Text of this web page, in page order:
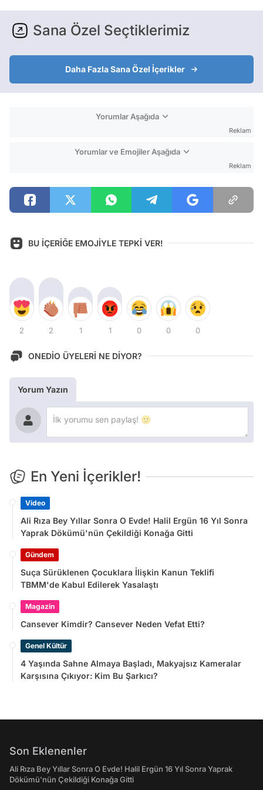
Sana Özel Seçtiklerimiz
Daha Fazla Sana Özel İçerikler
Yorumlar Aşağıda
Reklam
Yorumlar ve Emojiler Aşağıda
Reklam
BU İÇERİĞE EMOJİYLE TEPKİ VER!
2 2 1 1 0 0 0
ONEDİO ÜYELERİ NE DİYOR?
Yorum Yazın
En Yeni İçerikler!
Video
Ali Rıza Bey Yıllar Sonra O Evde! Halil Ergün 16 Yıl Sonra
Yaprak Dökümü'nün Çekildiği Konağa Gitti
Gündem
Suça Sürüklenen Çocuklara İlişkin Kanun Teklifi
TBMM'de Kabul Edilerek Yasalaştı
Magazin
Cansever Kimdir? Cansever Neden Vefat Etti?
Genel Kültür
4 Yaşında Sahne Almaya Başladı, Makyajsız Kameralar
Karşısına Çıkıyor: Kim Bu Şarkıcı?
Son Eklenenler
Ali Rıza Bey Yıllar Sonra O Evde! Halil Ergün 16 Yıl Sonra Yaprak
Dökümü'nün Çekildiği Konağa Gitti